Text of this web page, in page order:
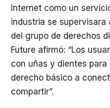
Internet como un
industria se supervisara
del grupo de derechos
Future afirmó: “Los
con uñas y dientes
derecho básico a
compartir”.